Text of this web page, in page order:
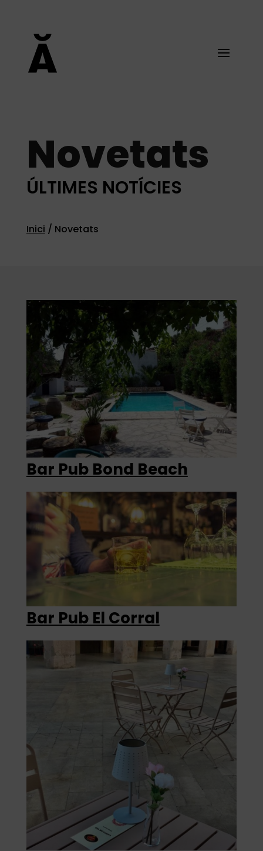
Novetats
ÚLTIMES NOTÍCIES
Inici / Novetats
Bar Pub Bond Beach
Bar Pub El Corral